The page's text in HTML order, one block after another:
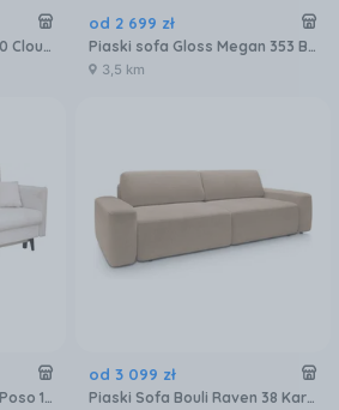
Dolmar Tapczan Lena 120 Cloud 72 Turkusowe
od 2 699 zł
Piaski sofa Gloss Megan 353 Beż 5905344801830
3,5 km
Mebel Bos Sofa Eris 3Dl Poso 100 Beżowa
od 3 099 zł
Piaski Sofa Bouli Raven 38 Karmelowa